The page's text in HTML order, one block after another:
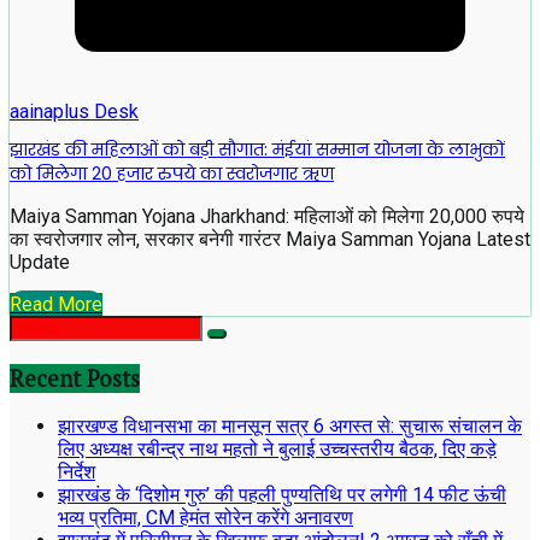
aainaplus Desk
झारखंड की महिलाओं को बड़ी सौगात: मंईयां सम्मान योजना के लाभुकों
को मिलेगा 20 हजार रुपये का स्वरोजगार ऋण
Maiya Samman Yojana Jharkhand: महिलाओं को मिलेगा 20,000 रुपये
का स्वरोजगार लोन, सरकार बनेगी गारंटर Maiya Samman Yojana Latest
Update
Read More
Recent Posts
झारखण्ड विधानसभा का मानसून सत्र 6 अगस्त से: सुचारू संचालन के
लिए अध्यक्ष रबीन्द्र नाथ महतो ने बुलाई उच्चस्तरीय बैठक, दिए कड़े
निर्देश
झारखंड के ‘दिशोम गुरु’ की पहली पुण्यतिथि पर लगेगी 14 फीट ऊंची
भव्य प्रतिमा, CM हेमंत सोरेन करेंगे अनावरण